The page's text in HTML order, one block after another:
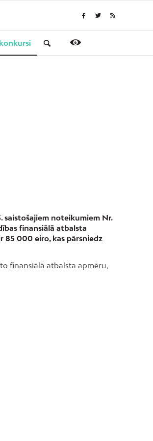
noteikumiem Nr.
finansiālā atbalsta
85 000 eiro, kas pārsniedz
finansiālā atbalsta apmēru,